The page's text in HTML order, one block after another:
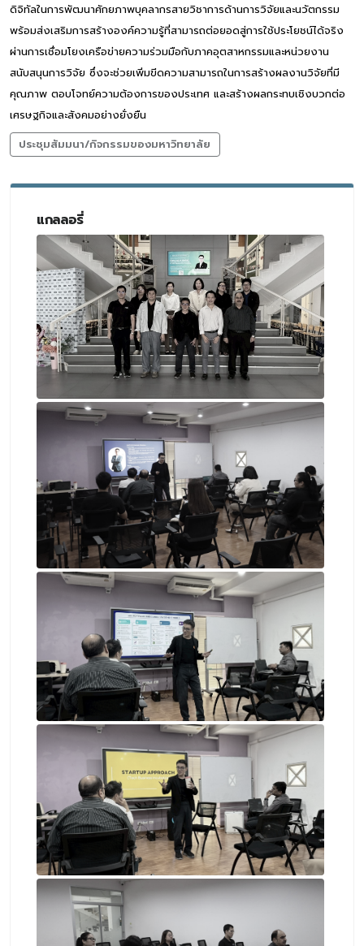
ดิจิทัลในการพัฒนาศักยภาพบุคลากรสายวิชาการด้านการวิจัยและนวัตกรรม
พร้อมส่งเสริมการสร้างองค์ความรู้ที่สามารถต่อยอดสู่การใช้ประโยชน์ได้จริง
ผ่านการเชื่อมโยงเครือข่ายความร่วมมือกับภาคอุตสาหกรรมและหน่วยงาน
สนับสนุนการวิจัย ซึ่งจะช่วยเพิ่มขีดความสามารถในการสร้างผลงานวิจัยที่มี
คุณภาพ ตอบโจทย์ความต้องการของประเทศ และสร้างผลกระทบเชิงบวกต่อ
เศรษฐกิจและสังคมอย่างยั่งยืน
ประชุมสัมมนา/กิจกรรมของมหาวิทยาลัย
แกลลอรี่